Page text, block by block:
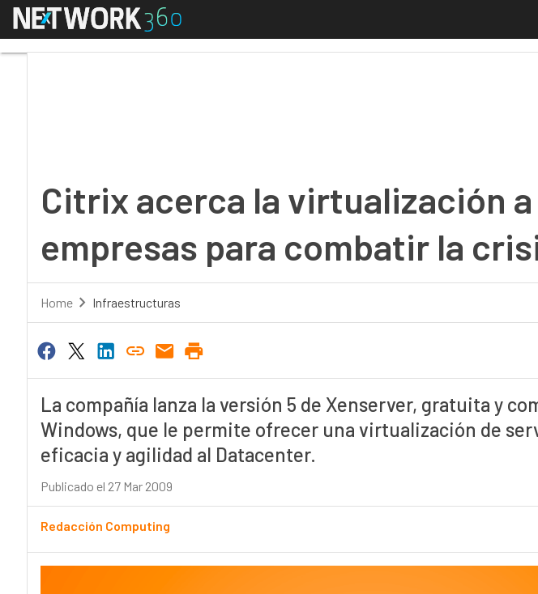
Menú
Citrix acerca la virtualización a
empresas para combatir la
Home Infraestructuras
La compañía lanza la versión 5 de Xenserver, gratuita y
Windows, que le permite ofrecer una virtualización de
eficacia y agilidad al Datacenter.
Publicado el 27 Mar 2009
Redacción Computing